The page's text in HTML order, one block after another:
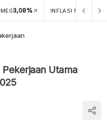
3,08% INFLASI MOM (MEI)
Utama